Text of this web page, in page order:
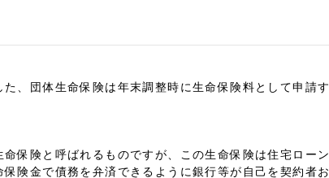
、団体生命保険は年末調整時に生命保険料として申請す
保険と呼ばれるものですが、この生命保険は住宅ローン
険金で債務を弁済できるように銀行等が自己を契約者お